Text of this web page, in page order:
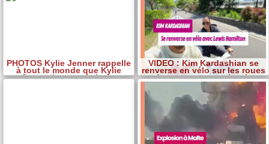
PHOTOS Kylie Jenner rappelle
à tout le monde que Kylie
Cosmetics est toujours
VIDEO : Kim Kardashian se
renverse en vélo sur les roues
de son amoureux Lewis
Hamilton